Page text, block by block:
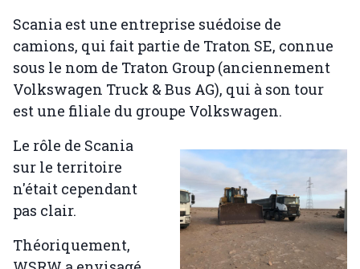
Scania est une entreprise suédoise de
camions, qui fait partie de Traton SE, connue
sous le nom de Traton Group (anciennement
Volkswagen Truck & Bus AG), qui à son tour
est une filiale du groupe Volkswagen.
Le rôle de Scania
sur le territoire
n'était cependant
pas clair.
Théoriquement,